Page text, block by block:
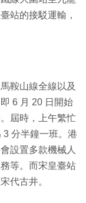
站的接駁運輸，
鞍山線全線以及
6 月 20 日開始
屆時，上午繁忙
3 分半鐘一班。港
設置多款機械人
等。而宋皇臺站
代古井。